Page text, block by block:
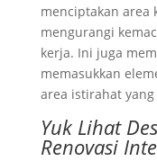
menciptakan area
mengurangi
kerja. Ini juga
memasukkan
area istirahat
Yuk Lihat
Renovasi